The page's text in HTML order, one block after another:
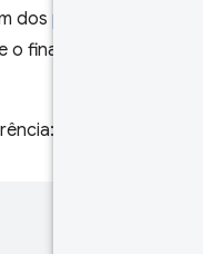
dos períodos de coleta
final o período de